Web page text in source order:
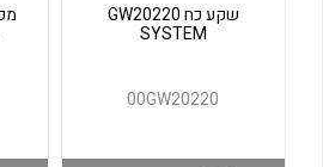
שקע כח GW20220
SYSTEM
00GW20220